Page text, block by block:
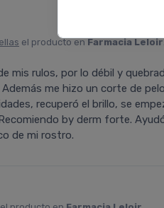
el producto en Farmacia Leloir
mis rulos, por lo débil y
me hizo un corte de
recuperó el brillo, se
by derm forte.
de mi rostro.